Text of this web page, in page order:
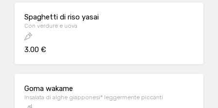
Spaghetti di riso yasai
Con verdure e uova
3.00 €
Goma wakame
Insalata di alghe giapponesi* leggermente piccanti